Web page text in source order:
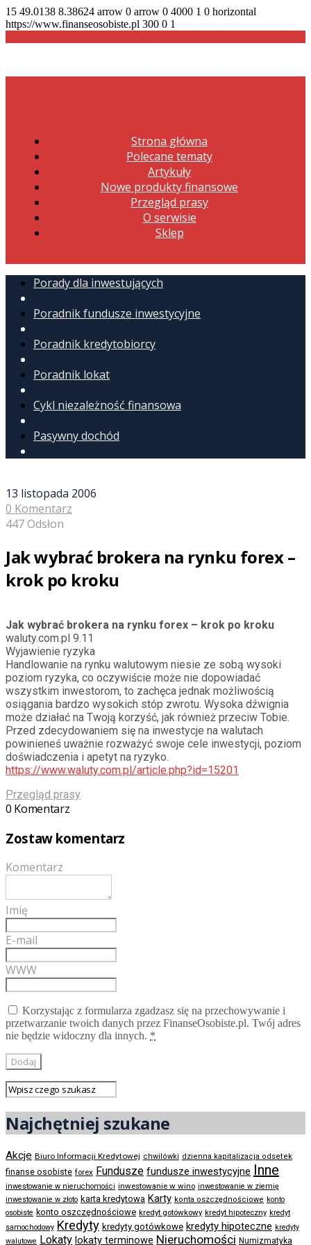
15 49.0138 8.38624 arrow 0 arrow 0 4000 1 0 horizontal
https://www.finanseosobiste.pl 300 0 1
Strona główna
Polecane tematy
Artykuły
Nowe produkty finansowe
Przegląd prasy
O serwisie
Sklep
Porady dla inwestujących
Poradnik fundusze inwestycyjne
Poradnik kredytobiorcy
Poradnik lokat
Cykl niezależność finansowa
Pasywny dochód
13 listopada 2006
0 Komentarz
447 Odsłon
Jak wybrać brokera na rynku forex –
krok po kroku
Jak wybrać brokera na rynku forex – krok po kroku
waluty.com.pl 9.11
Wyjawienie ryzyka
Handlowanie na rynku walutowym niesie ze sobą wysoki
poziom ryzyka, co oczywiście może nie dopowiadać
wszystkim inwestorom, to zachęca jednak możliwością
osiągania bardzo wysokich stóp zwrotu. Wysoka dźwignia
może działać na Twoją korzyść, jak również przeciw Tobie.
Przed zdecydowaniem się na inwestycje na walutach
powinieneś uważnie rozważyć swoje cele inwestycji, poziom
doświadczenia i apetyt na ryzyko.
https://www.waluty.com.pl/article.php?id=15201
Przegląd prasy
0 Komentarz
Zostaw komentarz
Komentarz
Imię
E-mail
WWW
Korzystając z formularza zgadzasz się na przechowywanie i
przetwarzanie twoich danych przez FinanseOsobiste.pl. Twój adres
nie będzie widoczny dla innych. *
Najchętniej szukane
Akcje Biuro Informacji Kredytowej chwilówki dzienna kapitalizacja odsetek
finanse osobiste forex Fundusze fundusze inwestycyjne Inne
inwestowanie w nieruchomości inwestowanie w wino inwestowanie w ziemię
inwestowanie w złoto karta kredytowa Karty konta oszczędnościowe konto
osobiste konto oszczędnościowe kredyt gotówkowy kredyt hipoteczny kredyt
samochodowy Kredyty kredyty gotówkowe kredyty hipoteczne kredyty
walutowe Lokaty lokaty terminowe Nieruchomości Numizmatyka